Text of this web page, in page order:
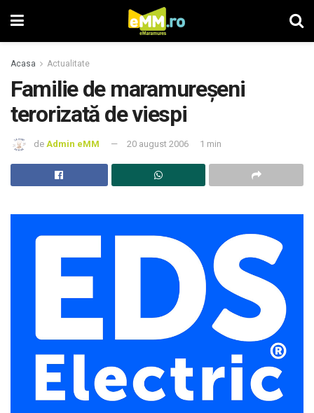
Acasa Actualitate
Familie de maramureşeni
terorizată de viespi
de Admin eMM 20 august 2006 1 min